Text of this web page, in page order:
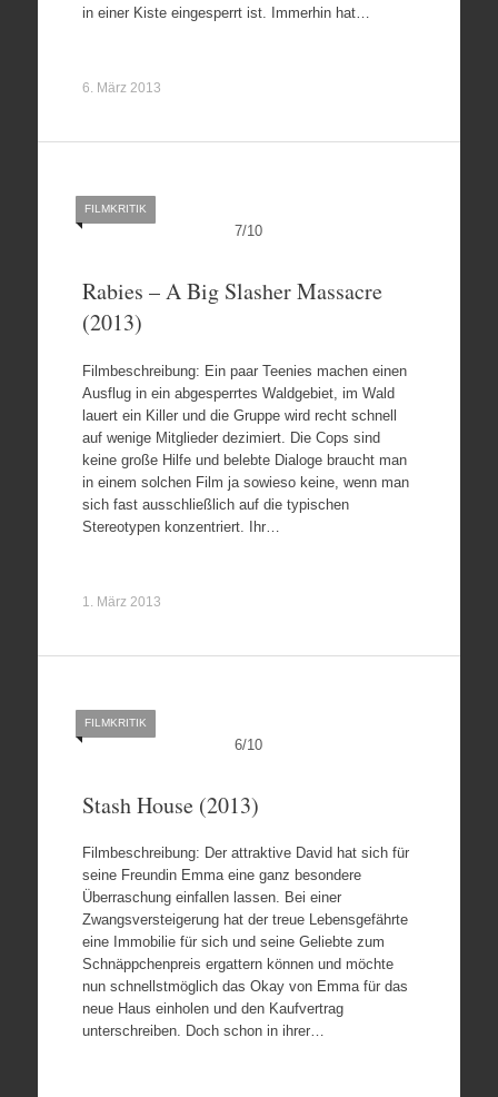
in einer Kiste eingesperrt ist. Immerhin hat…
6. März 2013
7/10
FILMKRITIK
Rabies – A Big Slasher Massacre
(2013)
Filmbeschreibung: Ein paar Teenies machen einen
Ausflug in ein abgesperrtes Waldgebiet, im Wald
lauert ein Killer und die Gruppe wird recht schnell
auf wenige Mitglieder dezimiert. Die Cops sind
keine große Hilfe und belebte Dialoge braucht man
in einem solchen Film ja sowieso keine, wenn man
sich fast ausschließlich auf die typischen
Stereotypen konzentriert. Ihr…
1. März 2013
6/10
FILMKRITIK
Stash House (2013)
Filmbeschreibung: Der attraktive David hat sich für
seine Freundin Emma eine ganz besondere
Überraschung einfallen lassen. Bei einer
Zwangsversteigerung hat der treue Lebensgefährte
eine Immobilie für sich und seine Geliebte zum
Schnäppchenpreis ergattern können und möchte
nun schnellstmöglich das Okay von Emma für das
neue Haus einholen und den Kaufvertrag
unterschreiben. Doch schon in ihrer…